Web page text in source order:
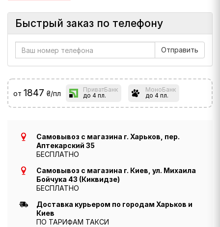
Быстрый заказ по телефону
от 1847 ₴/пл
ПриватБанк
до 4 пл.
МоноБанк
до 4 пл.
Самовывоз с магазина г. Харьков, пер.
Аптекарский 35
БЕСПЛАТНО
Самовывоз с магазина г. Киев, ул. Михаила
Бойчука 43 (Киквидзе)
БЕСПЛАТНО
Доставка курьером по городам Харьков и
Киев
ПО ТАРИФАМ ТАКСИ